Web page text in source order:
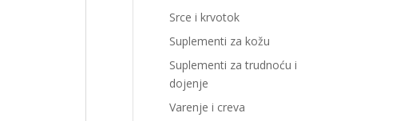
Srce i krvotok
Suplementi za kožu
Suplementi za trudnoću i
dojenje
Varenje i creva